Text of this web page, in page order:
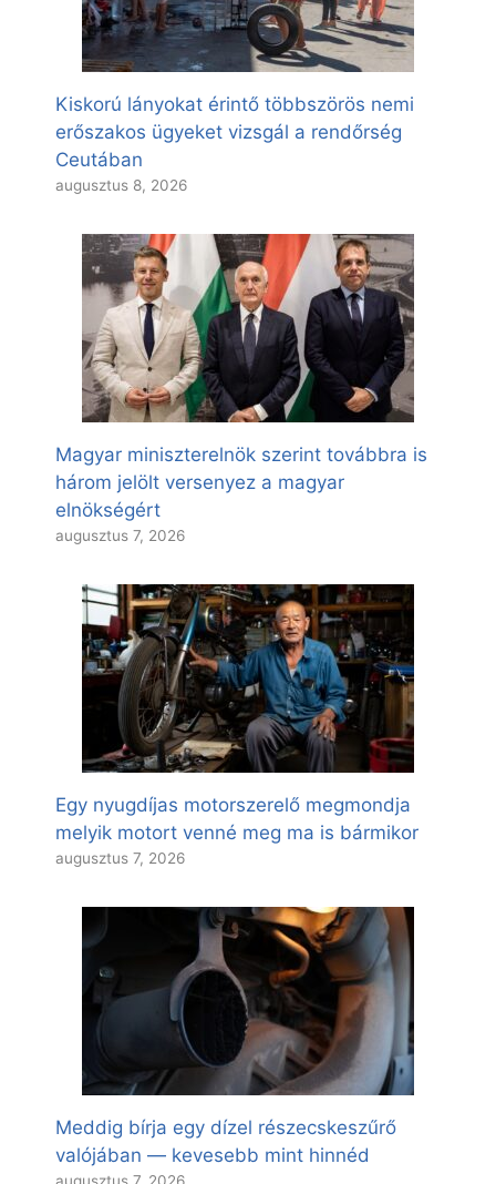
Kiskorú lányokat érintő többszörös nemi
erőszakos ügyeket vizsgál a rendőrség
Ceutában
augusztus 8, 2026
Magyar miniszterelnök szerint továbbra is
három jelölt versenyez a magyar
elnökségért
augusztus 7, 2026
Egy nyugdíjas motorszerelő megmondja
melyik motort venné meg ma is bármikor
augusztus 7, 2026
Meddig bírja egy dízel részecskeszűrő
valójában — kevesebb mint hinnéd